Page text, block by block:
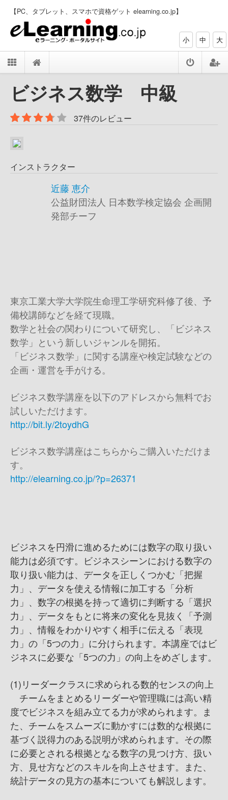
【PC、タブレット、スマホで資格ゲット elearning.co.jp】
小 中 大
ビジネス数学 中級
37件のレビュー
インストラクター
近藤 恵介
公益財団法人 日本数学検定協会 企画開
発部チーフ
東京工業大学大学院生命理工学研究科修了後、予
備校講師などを経て現職。
数学と社会の関わりについて研究し、「ビジネス
数学」という新しいジャンルを開拓。
「ビジネス数学」に関する講座や検定試験などの
企画・運営を手がける。
ビジネス数学講座を以下のアドレスから無料でお
試しいただけます。
http://bit.ly/2toydhG
ビジネス数学講座はこちらからご購入いただけま
す。
http://elearning.co.jp/?p=26371
ビジネスを円滑に進めるためには数字の取り扱い
能力は必須です。ビジネスシーンにおける数字の
取り扱い能力は、データを正しくつかむ「把握
力」、データを使える情報に加工する「分析
力」、数字の根拠を持って適切に判断する「選択
力」、データをもとに将来の変化を見抜く「予測
力」、情報をわかりやすく相手に伝える「表現
力」の「5つの力」に分けられます。本講座ではビ
ジネスに必要な「5つの力」の向上をめざします。
(1)リーダークラスに求められる数的センスの向上
チームをまとめるリーダーや管理職には高い精
度でビジネスを組み立てる力が求められます。ま
た、チームをスムーズに動かすには数的な根拠に
基づく説得力のある説明が求められます。その際
に必要とされる根拠となる数字の見つけ方、扱い
方、見せ方などのスキルを向上させます。また、
統計データの見方の基本についても解説します。